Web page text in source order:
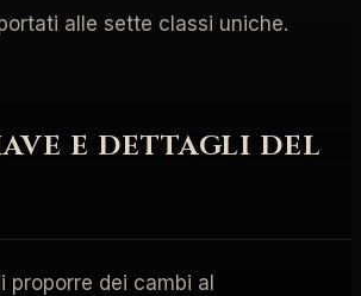
alle sette classi uniche.
E DETTAGLI DEL
proporre dei cambi al